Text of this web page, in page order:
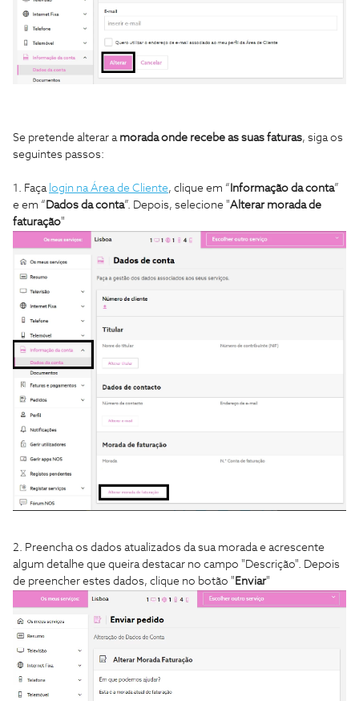
Se pretende alterar a morada onde recebe as suas faturas, siga os
seguintes passos:
1. Faça login na Área de Cliente, clique em “ Informação da conta”
e em “ Dados da conta”. Depois, selecione "Alterar morada de
faturação"
2. Preencha os dados atualizados da sua morada e acrescente
algum detalhe que queira destacar no campo "Descrição". Depois
de preencher estes dados, clique no botão " Enviar"